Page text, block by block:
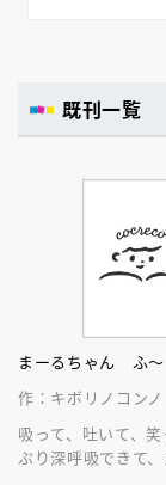
既刊一覧
まーるちゃん ふ～
作：キボリノコンノ
吸って、吐いて、
ぷり深呼吸できて